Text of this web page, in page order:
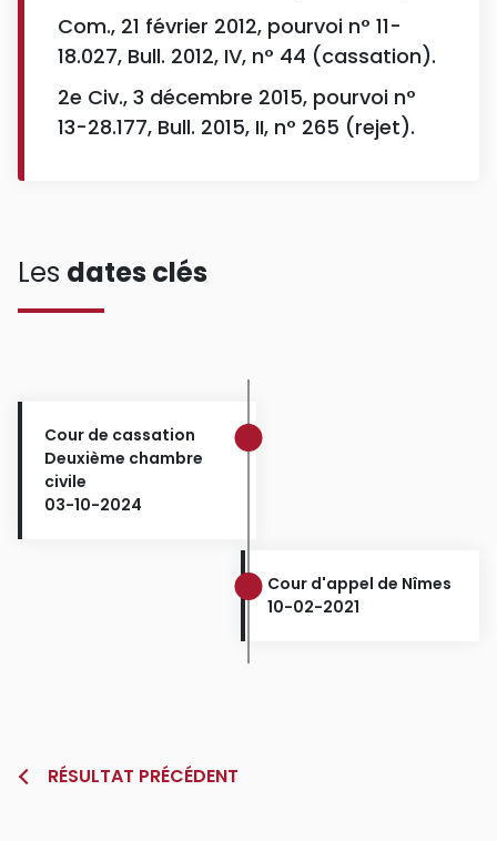
Com., 21 février 2012, pourvoi n° 11-
18.027, Bull. 2012, IV, n° 44 (cassation).
2e Civ., 3 décembre 2015, pourvoi n°
13-28.177, Bull. 2015, II, n° 265 (rejet).
Les dates clés
Cour de cassation
Deuxième chambre
civile
03-10-2024
Cour d'appel de Nîmes
10-02-2021
RÉSULTAT PRÉCÉDENT